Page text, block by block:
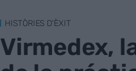
HISTÒRIES D'ÈXIT
Virmedex,